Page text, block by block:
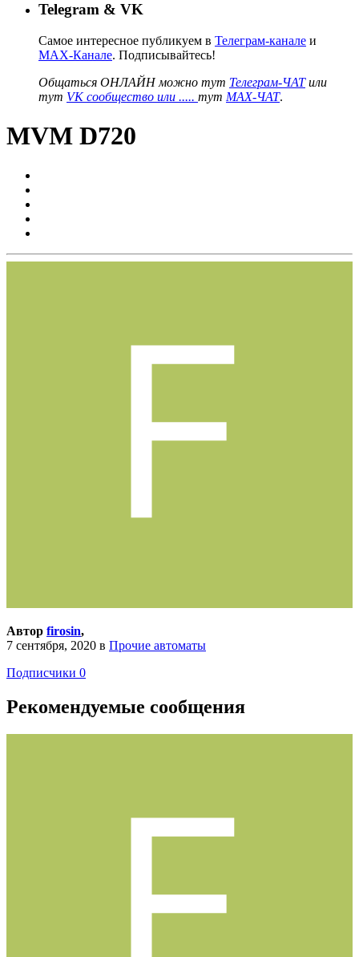
Telegram & VK
Самое интересное публикуем в Телеграм-канале и
MAX-Канале. Подписывайтесь!
Общаться ОНЛАЙН можно тут Телеграм-ЧАТили
тут VK сообщество или ..... тут MAX-ЧАТ.
MVM D720
Автор firosin,
7 сентября, 2020 в Прочие автоматы
Подписчики 0
Рекомендуемые сообщения